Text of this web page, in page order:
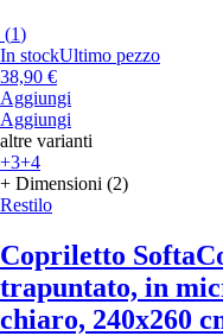
(1)
In stockUltimo pezzo
38,90 €
Aggiungi
Aggiungi
altre varianti
+3+4
+ Dimensioni (2)
Restilo
Copriletto Softa
trapuntato, in
chiaro, 240x260